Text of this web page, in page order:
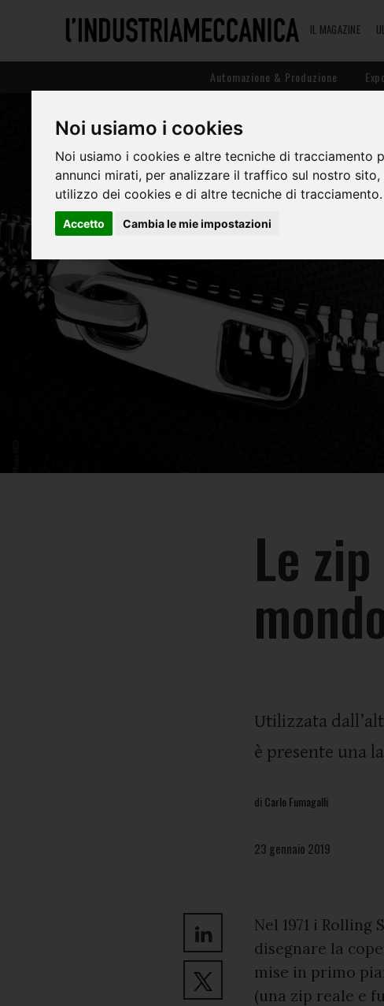
Noi usiamo i cookies
Noi usiamo i cookies e altre tecniche di tracciamento
annunci mirati, per analizzare il traffico sul nostro
utilizzo dei cookies e di altre tecniche di tracciamento.
Accetto Cambia le mie impostazioni
IL MAGAZINE
Automazione & Produzione
Le
Utilizzata
è presente una
di Carlo Fumagalli
23 gennaio 2019
Nel 1971 i
disegnare la
mise in primo
(una zip reale e